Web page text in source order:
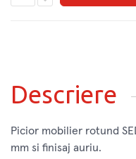
Descriere
Picior mobilier rotund
mm si finisaj auriu.